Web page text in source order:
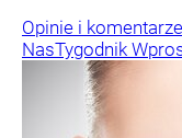
Opinie i komentarze
NasTygodnik